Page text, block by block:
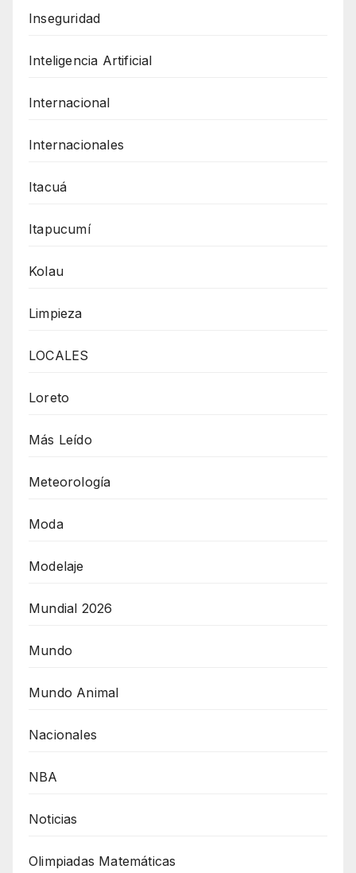
Inseguridad
Inteligencia Artificial
Internacional
Internacionales
Itacuá
Itapucumí
Kolau
Limpieza
LOCALES
Loreto
Más Leído
Meteorología
Moda
Modelaje
Mundial 2026
Mundo
Mundo Animal
Nacionales
NBA
Noticias
Olimpiadas Matemáticas